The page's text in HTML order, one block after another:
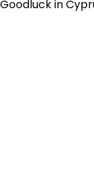
Goodluck in